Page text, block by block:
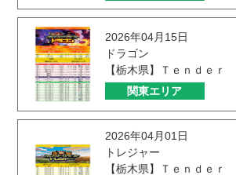
2026年04月15日
ドラゴン
【栃木県】Ｔｅｎｄｅｒ
関東エリア
2026年04月01日
トレジャー
【栃木県】Ｔｅｎｄｅｒ